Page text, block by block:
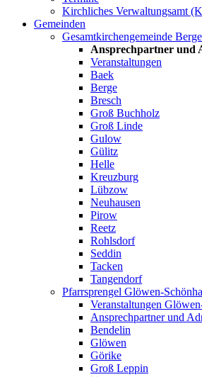
Kirchliches Verwaltungsamt
Gemeinden
Gesamtkirchengemeinde
Ansprechpartner und
Veranstaltungen
Baek
Berge
Bresch
Groß Buchholz
Groß Linde
Gulow
Gülitz
Helle
Kreuzburg
Lübzow
Neuhausen
Pirow
Reetz
Rohlsdorf
Seddin
Tacken
Tangendorf
Pfarrsprengel Glöwen-
Veranstaltungen
Ansprechpartner und
Bendelin
Glöwen
Görike
Groß Leppin